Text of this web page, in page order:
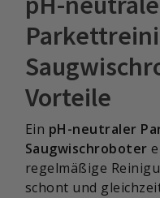
Vorteile
Ein pH-neutraler
Saugwischroboter
regelmäßige
schont und